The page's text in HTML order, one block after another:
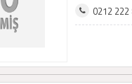
0212 222